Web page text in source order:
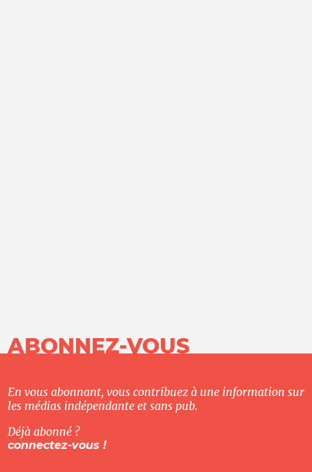
ABONNEZ-VOUS
En vous abonnant, vous contribuez à une information sur
les médias indépendante et sans pub.
Déjà abonné ?
connectez-vous !